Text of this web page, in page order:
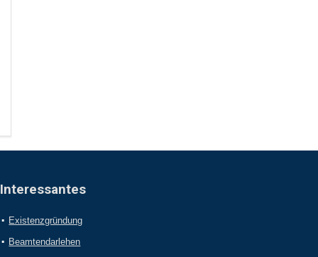
Interessantes
Existenzgründung
Beamtendarlehen